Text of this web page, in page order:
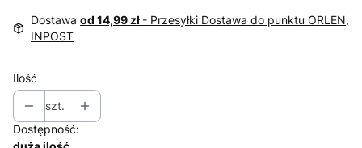
Dostawa od 14,99 zł - Przesyłki Dostawa do punktu ORLEN,
INPOST
Ilość
szt.
Dostępność: